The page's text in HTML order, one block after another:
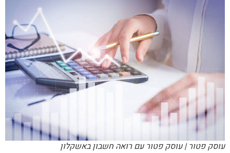
עוסק פטור | עוסק פטור עם רואה חשבון באשקלון